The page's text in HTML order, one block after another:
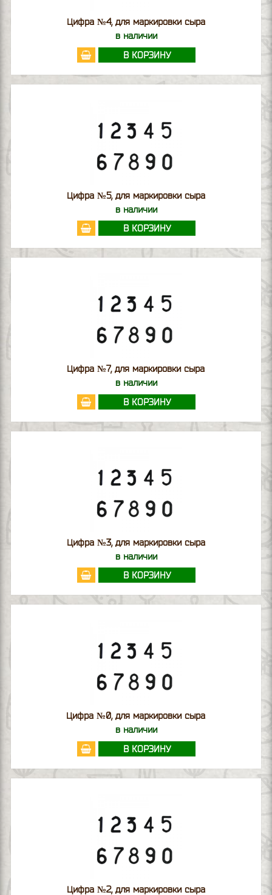
Цифра №4, для маркировки сыра
в наличии
В КОРЗИНУ
Цифра №5, для маркировки сыра
в наличии
В КОРЗИНУ
Цифра №7, для маркировки сыра
в наличии
В КОРЗИНУ
Цифра №3, для маркировки сыра
в наличии
В КОРЗИНУ
Цифра №0, для маркировки сыра
в наличии
В КОРЗИНУ
Цифра №2, для маркировки сыра